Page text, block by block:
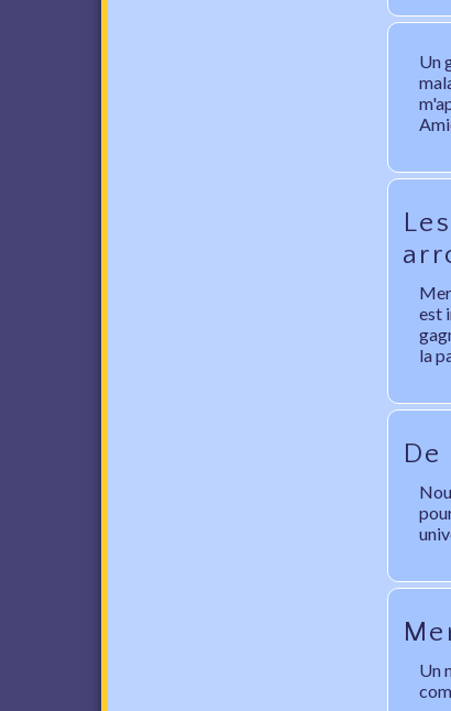
Un
est
la
Un